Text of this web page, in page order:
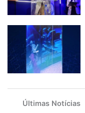
Últimas Notícias